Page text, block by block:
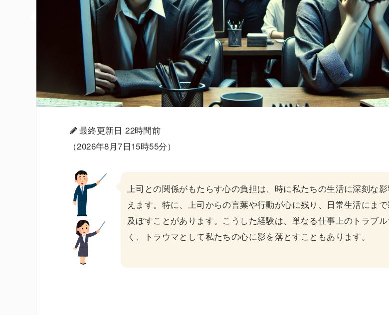
最終更新日 22時間前
（2026年8月7日15時55分）
上司 との関係がもたらす心の負担は、時に私たちの生活に深刻な
えます。特に、上司からの言葉や行動が心に残り、日常生活にま
及ぼすことがあります。こうした経験は、単なる仕事上のトラブ
く、
トラウマとして私たちの心に影を落とすこともあります。